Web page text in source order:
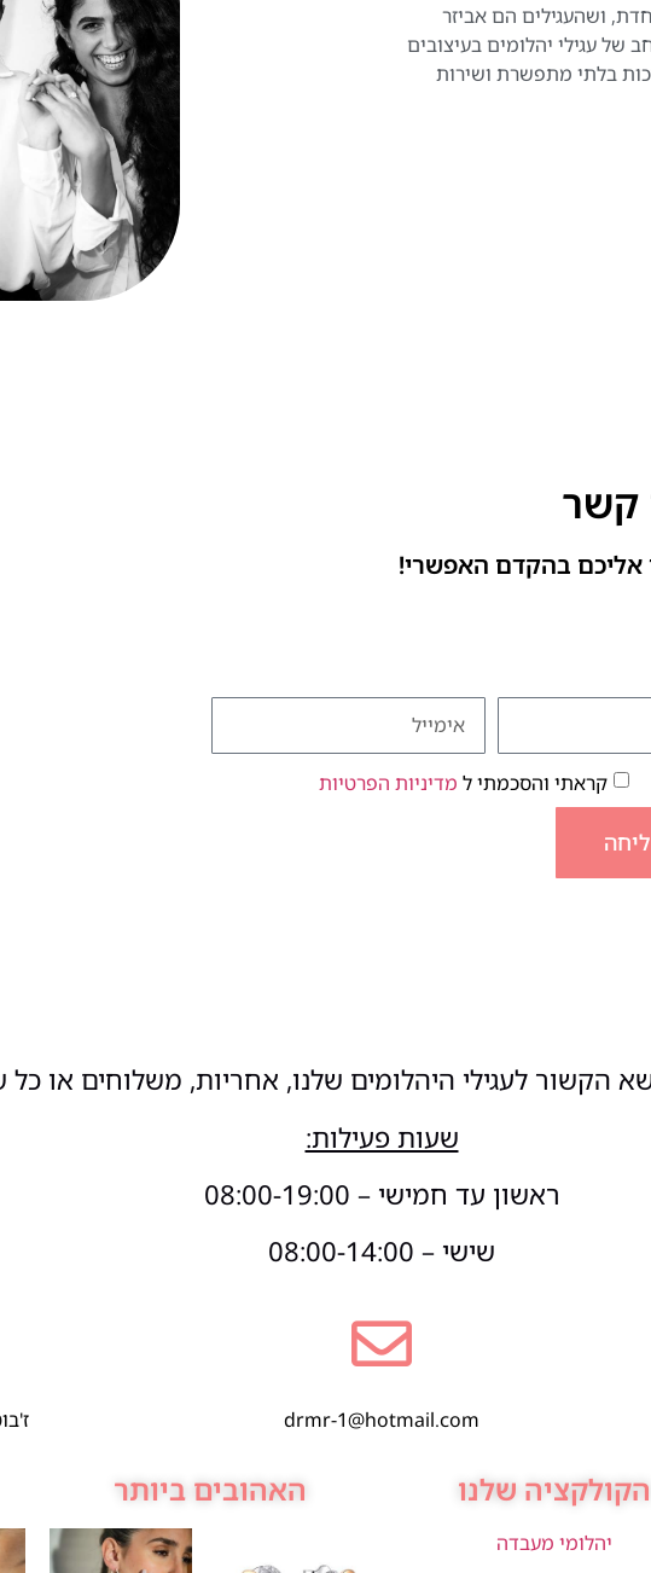
ושהעגילים הם אביזר
של עגילי יהלומים בעיצובים
בלתי מתפשרת ושירות
קשר
אליכם בהקדם האפשרי!
קראתי והסכמתי ל מדיניות הפרטיות
הקשור לעגילי היהלומים שלנו, אחריות, משלוחים או
שעות פעילות:
ראשון עד חמישי – 08:00-19:00
שישי – 08:00-14:00
drmr-1@hotmail.com
הקולקציה שלנו
יהלומי מעבדה
האהובים ביותר